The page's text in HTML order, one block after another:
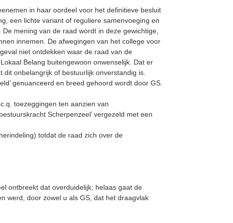
in haar oordeel voor het definitieve besluit
een lichte variant of reguliere samenvoeging en
mening van de raad wordt in deze gewichtige,
innemen. De afwegingen van het college voor
niet ontdekken waar de raad van de
Belang buitengewoon onwenselijk. Dat er
onbelangrijk of bestuurlijk onverstandig is.
genuanceerd en breed gehoord wordt door GS.
toezeggingen ten aanzien van
Scherpenzeel’ vergezeld met een
totdat de raad zich over de
ontbreekt dat overduidelijk; helaas gaat de
werd, door zowel u als GS, dat het draagvlak